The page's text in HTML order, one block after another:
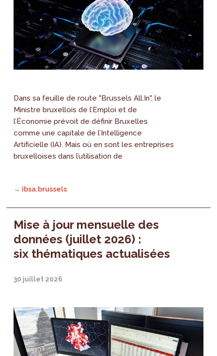
Dans sa feuille de route "Brussels All.In", le
Ministre bruxellois de l’Emploi et de
l’Économie prévoit de définir Bruxelles
comme une capitale de l’Intelligence
Artificielle (IA). Mais où en sont les entreprises
bruxelloises dans l’utilisation de
→ ibsa.brussels
Mise à jour mensuelle des
données (juillet 2026) :
six thématiques actualisées
30 juillet 2026